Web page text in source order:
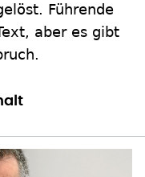
Führende
aber es gibt